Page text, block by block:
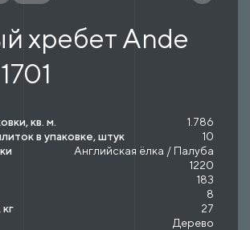
хребет Ande
кв. м.
1.786
в упаковке, штук
10
Английская ёлка / Палуба
1220
183
8
27
Дерево